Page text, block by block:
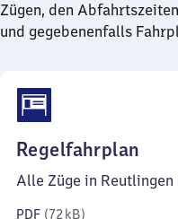
Zügen, den
und gegebenenfalls
Regelfahrplan
72
Alle Züge in Reutlingen
PDF (72 kB)